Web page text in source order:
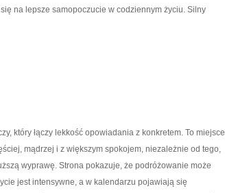
na lepsze samopoczucie w codziennym życiu. Silny
który łączy lekkość opowiadania z konkretem. To miejsce
mądrzej i z większym spokojem, niezależnie od tego,
wyprawę. Strona pokazuje, że podróżowanie może
jest intensywne, a w kalendarzu pojawiają się